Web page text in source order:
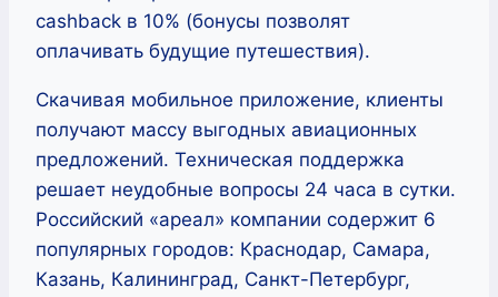
cashback в 10% (бонусы позволят
оплачивать будущие путешествия).
Скачивая мобильное приложение, клиенты
получают массу выгодных авиационных
предложений. Техническая поддержка
решает неудобные вопросы 24 часа в сутки.
Российский «ареал» компании содержит 6
популярных городов: Краснодар, Самара,
Казань, Калининград, Санкт-Петербург,